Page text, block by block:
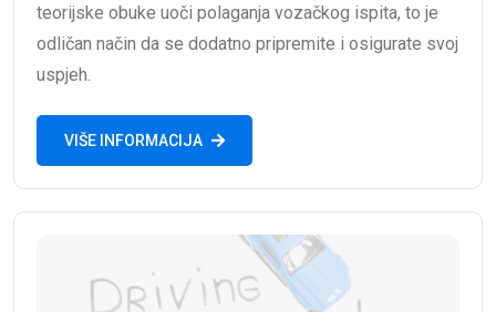
teorijske obuke uoči polaganja vozačkog ispita, to je
odličan način da se dodatno pripremite i osigurate svoj
uspjeh.
VIŠE INFORMACIJA